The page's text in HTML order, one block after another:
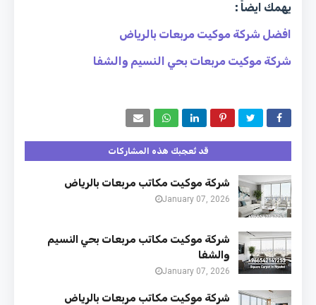
يهمك ايضاً :
افضل شركة موكيت مربعات بالرياض
شركة موكيت مربعات بحي النسيم والشفا
قد تُعجبك هذه المشاركات
شركة موكيت مكاتب مربعات بالرياض
January 07, 2026
شركة موكيت مكاتب مربعات بحي النسيم
والشفا
January 07, 2026
شركة موكيت مكاتب مربعات بالرياض